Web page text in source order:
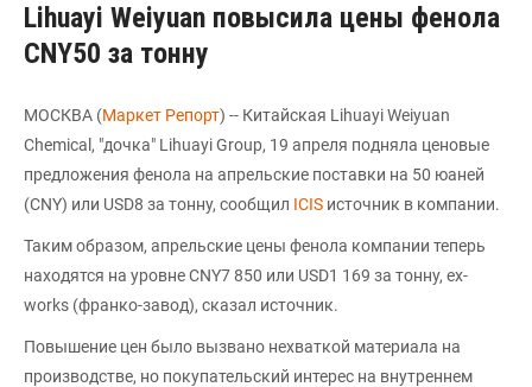
Lihuayi Weiyuan повысила цены фенола
CNY50 за тонну
МОСКВА (Маркет Репорт) -- Китайская Lihuayi Weiyuan
Chemical, "дочка" Lihuayi Group, 19 апреля подняла ценовые
предложения фенола на апрельские поставки на 50 юаней
(CNY) или USD8 за тонну, сообщил ICIS источник в компании.
Таким образом, апрельские цены фенола компании теперь
находятся на уровне CNY7 850 или USD1 169 за тонну, ex-
works (франко-завод), сказал источник.
Повышение цен было вызвано нехваткой материала на
производстве, но покупательский интерес на внутреннем